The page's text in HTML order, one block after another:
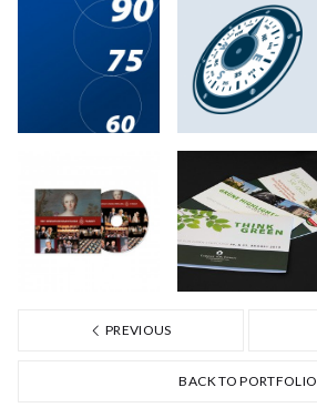
PREVIOUS
BACK TO PORTFOLIO